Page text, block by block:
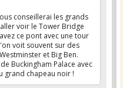
conseillerai les grands
voir le Tower Bridge
ce pont avec une tour
voit souvent sur des
et Big Ben.
Buckingham Palace avec
grand chapeau noir !